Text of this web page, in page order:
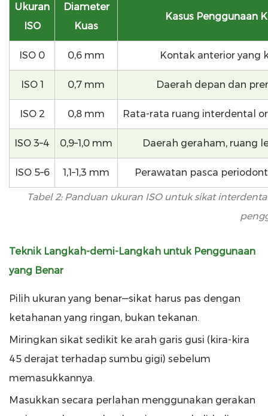
Ukuran
ISO
Diameter
Kuas
Kasus Penggunaan
ISO 0 0,6 mm Kontak anterior yang
ISO 1 0,7 mm Daerah depan dan
ISO 2 0,8 mm Rata-rata ruang interdental
ISO 3–4 0,9–1,0 mm Daerah geraham, ruang
ISO 5–6 1,1–1,3 mm Perawatan pasca
Tabel 2: Panduan ukuran ISO untuk sikat
Teknik Langkah-demi-Langkah untuk Penggunaan
yang Benar
Pilih ukuran yang benar—sikat harus pas dengan
ketahanan yang ringan, bukan tekanan.
Miringkan sikat sedikit ke arah garis gusi (kira-kira
45 derajat terhadap sumbu gigi) sebelum
memasukkannya.
Masukkan secara perlahan menggunakan gerakan